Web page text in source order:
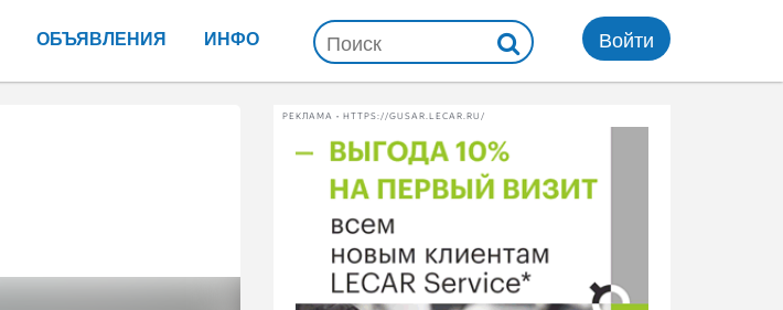
ОБЪЯВЛЕНИЯ ИНФО Войти
РЕКЛАМА • HTTPS://GUSAR.LECAR.RU/